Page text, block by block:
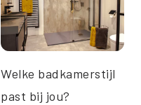
Welke badkamerstijl
past bij jou?